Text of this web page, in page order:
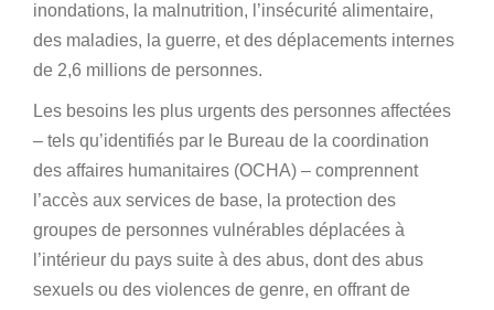
inondations, la malnutrition, l’insécurité alimentaire,
des maladies, la guerre, et des déplacements internes
de 2,6 millions de personnes.
Les besoins les plus urgents des personnes affectées
– tels qu’identifiés par le Bureau de la coordination
des affaires humanitaires (OCHA) – comprennent
l’accès aux services de base, la protection des
groupes de personnes vulnérables déplacées à
l’intérieur du pays suite à des abus, dont des abus
sexuels ou des violences de genre, en offrant de